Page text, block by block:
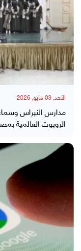
الأحد, 03 مايو, 2026
مدارس النبراس
الروبوت العالمية